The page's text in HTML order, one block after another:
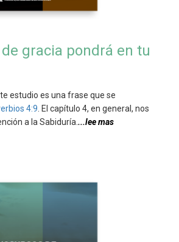
gracia pondrá en tu
estudio es una frase que se
4:9. El capítulo 4, en general, nos
a la Sabiduría....lee mas